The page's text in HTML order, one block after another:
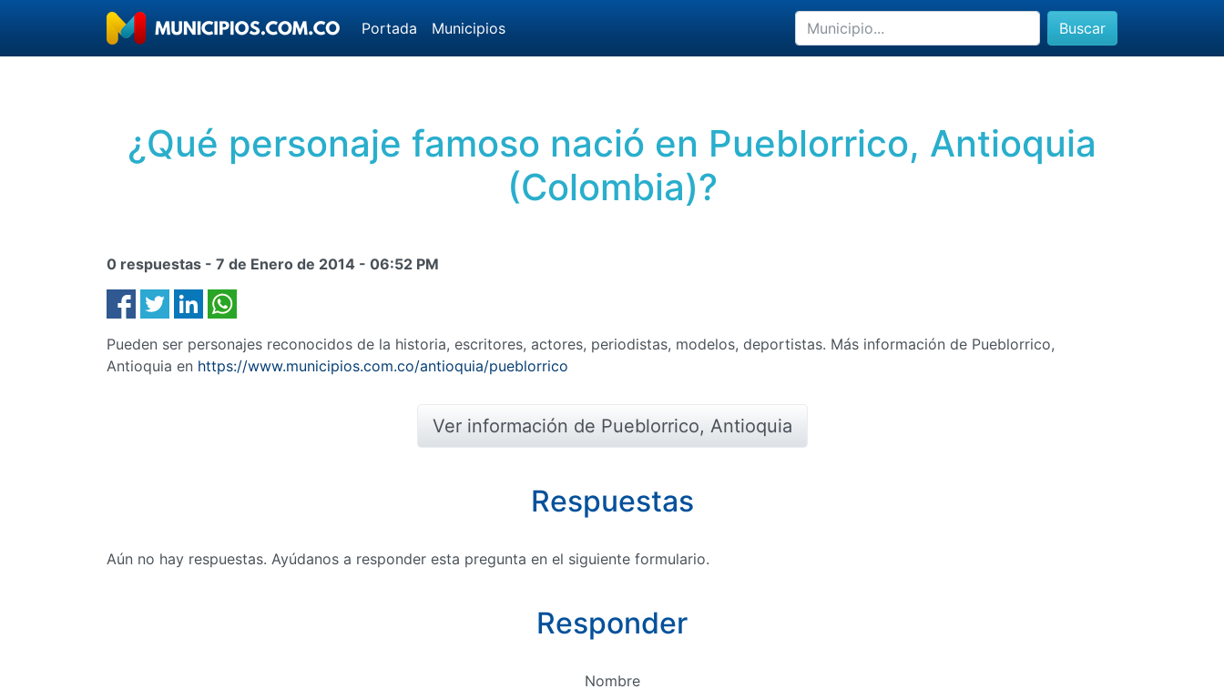
Portada Municipios Buscar
¿Qué personaje famoso nació en Pueblorrico, Antioquia
(Colombia)?
0 respuestas - 7 de Enero de 2014 - 06:52 PM
Pueden ser personajes reconocidos de la historia, escritores, actores, periodistas, modelos, deportistas. Más información de Pueblorrico,
Antioquia en https://www.municipios.com.co/antioquia/pueblorrico
Ver información de Pueblorrico, Antioquia
Respuestas
Aún no hay respuestas. Ayúdanos a responder esta pregunta en el siguiente formulario.
Responder
Nombre